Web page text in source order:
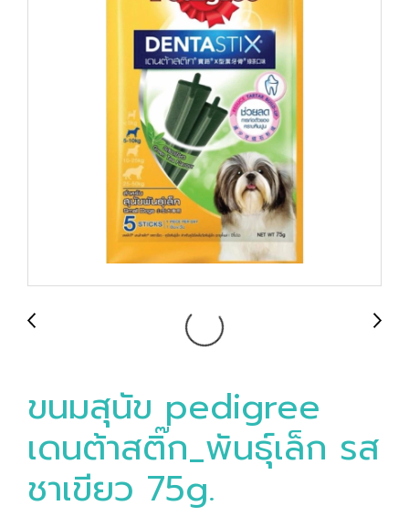
ขนมสุนัข pedigree
เดนต้าสติ๊ก_พันธุ์เล็ก รส
ชาเขียว 75g.